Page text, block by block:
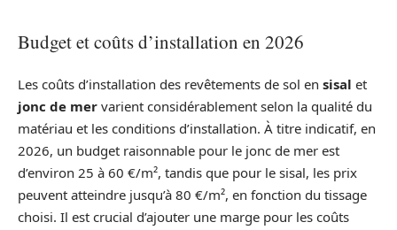
Budget et coûts d’installation en 2026
Les coûts d’installation des revêtements de sol en sisal et
jonc de mer varient considérablement selon la qualité du
matériau et les conditions d’installation. À titre indicatif, en
2026, un budget raisonnable pour le jonc de mer est
d’environ 25 à 60 €/m², tandis que pour le sisal, les prix
peuvent atteindre jusqu’à 80 €/m², en fonction du tissage
choisi. Il est crucial d’ajouter une marge pour les coûts